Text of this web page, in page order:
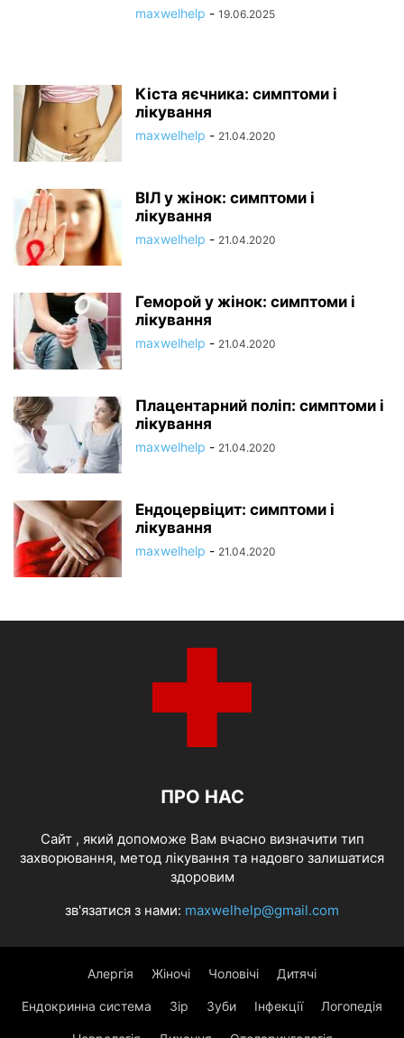
maxwelhelp - 19.06.2025
Кіста яєчника: симптоми і
лікування
maxwelhelp - 21.04.2020
ВІЛ у жінок: симптоми і
лікування
maxwelhelp - 21.04.2020
Геморой у жінок: симптоми і
лікування
maxwelhelp - 21.04.2020
Плацентарний поліп: симптоми і
лікування
maxwelhelp - 21.04.2020
Ендоцервіцит: симптоми і
лікування
maxwelhelp - 21.04.2020
ПРО НАС
Cайт , який допоможе Вам вчасно визначити тип
захворювання, метод лікування та надовго залишатися
здоровим
зв'язатися з нами: maxwelhelp@gmail.com
Алергія Жіночі Чоловічі Дитячі
Ендокринна система Зір Зуби Інфекції Логопедія